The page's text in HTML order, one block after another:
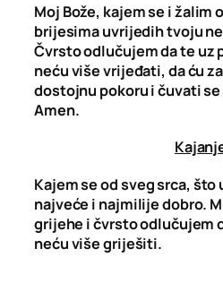
Moj Bože, kajem se i žalim
brijesima uvrijedih tvoju
Čvrsto odlučujem da te
neću više vrijeđati, da ću
dostojnu pokoru i čuvati
Amen.
Kajem se od sveg srca, što
najveće i najmilije dobro.
grijehe i čvrsto odlučujem
neću više griješiti.